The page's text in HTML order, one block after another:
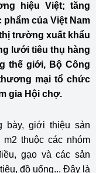
hiệu Việt; tăng
của Việt Nam
trường xuất khẩu
lưới tiêu thụ hàng
thế giới, Bộ Công
mại tổ chức
gia Hội chợ.
bày, giới thiệu sản
thuộc các nhóm
gạo và các sản
đồ uống... Đây là